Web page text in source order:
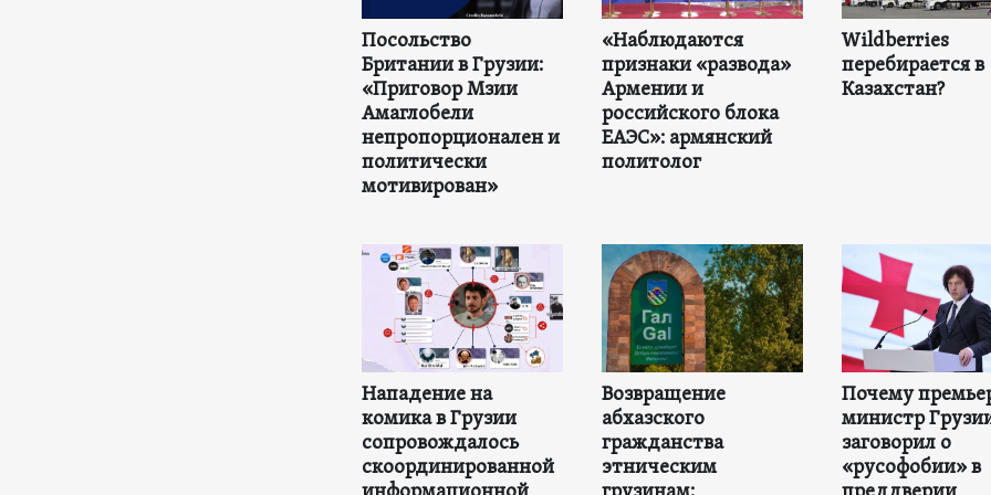
Посольство
Британии в Грузии:
«Приговор Мзии
Амаглобели
непропорционален и
политически
мотивирован»
«Наблюдаются
признаки «развода»
Армении и
российского блока
ЕАЭС»: армянский
политолог
Wildberries
перебирается в
Казахстан?
Нападение на
комика в Грузии
сопровождалось
скоординированной
Возвращение
абхазского
гражданства
этническим
Почему
министр
заговорил о
«русофобии» в